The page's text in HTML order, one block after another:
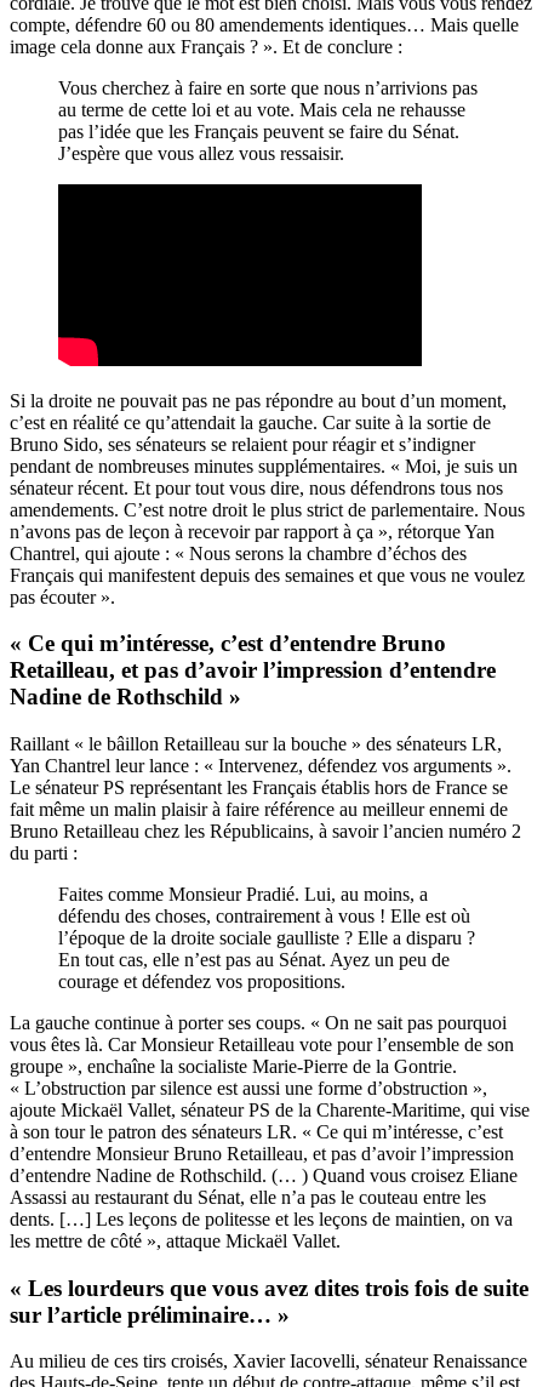
compte, défendre 60 ou 80 amendements identiques… Mais quelle
image cela donne aux Français ? ». Et de conclure :
Vous cherchez à faire en sorte que nous n’arrivions pas
au terme de cette loi et au vote. Mais cela ne rehausse
pas l’idée que les Français peuvent se faire du Sénat.
J’espère que vous allez vous ressaisir.
Si la droite ne pouvait pas ne pas répondre au bout d’un moment,
c’est en réalité ce qu’attendait la gauche. Car suite à la sortie de
Bruno Sido, ses sénateurs se relaient pour réagir et s’indigner
pendant de nombreuses minutes supplémentaires. « Moi, je suis un
sénateur récent. Et pour tout vous dire, nous défendrons tous nos
amendements. C’est notre droit le plus strict de parlementaire. Nous
n’avons pas de leçon à recevoir par rapport à ça », rétorque Yan
Chantrel, qui ajoute : « Nous serons la chambre d’échos des
Français qui manifestent depuis des semaines et que vous ne voulez
pas écouter ».
« Ce qui m’intéresse, c’est d’entendre Bruno
Retailleau, et pas d’avoir l’impression d’entendre
Nadine de Rothschild »
Raillant « le bâillon Retailleau sur la bouche » des sénateurs LR,
Yan Chantrel leur lance : « Intervenez, défendez vos arguments ».
Le sénateur PS représentant les Français établis hors de France se
fait même un malin plaisir à faire référence au meilleur ennemi de
Bruno Retailleau chez les Républicains, à savoir l’ancien numéro 2
du parti :
Faites comme Monsieur Pradié. Lui, au moins, a
défendu des choses, contrairement à vous ! Elle est où
l’époque de la droite sociale gaulliste ? Elle a disparu ?
En tout cas, elle n’est pas au Sénat. Ayez un peu de
courage et défendez vos propositions.
La gauche continue à porter ses coups. « On ne sait pas pourquoi
vous êtes là. Car Monsieur Retailleau vote pour l’ensemble de son
groupe », enchaîne la socialiste Marie-Pierre de la Gontrie.
« L’obstruction par silence est aussi une forme d’obstruction »,
ajoute Mickaël Vallet, sénateur PS de la Charente-Maritime, qui vise
à son tour le patron des sénateurs LR. « Ce qui m’intéresse, c’est
d’entendre Monsieur Bruno Retailleau, et pas d’avoir l’impression
d’entendre Nadine de Rothschild. (… ) Quand vous croisez Eliane
Assassi au restaurant du Sénat, elle n’a pas le couteau entre les
dents. […] Les leçons de politesse et les leçons de maintien, on va
les mettre de côté », attaque Mickaël Vallet.
« Les lourdeurs que vous avez dites trois fois de suite
sur l’article préliminaire… »
Au milieu de ces tirs croisés, Xavier Iacovelli, sénateur Renaissance